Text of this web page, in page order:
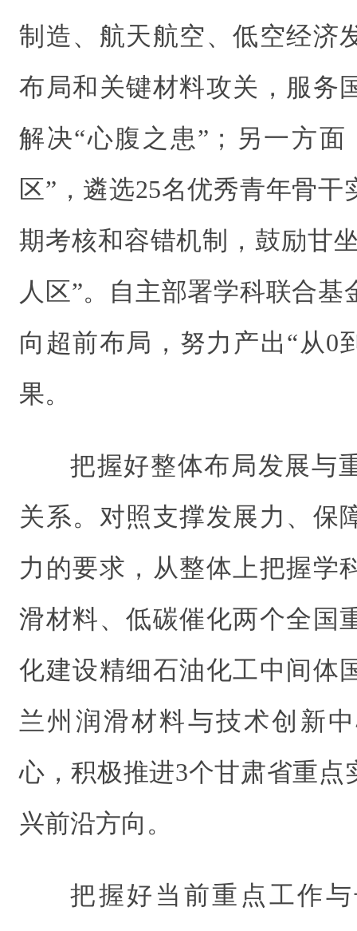
制造、航天航空、低空经济
布局和关键材料攻关，服务
解决“心腹之患”；另一方
区”，遴选25名优秀青年骨
期考核和容错机制，鼓励甘
人区”。自主部署学科联合
向超前布局，努力产出“从0
果。
把握好整体布局发展与
关系。对照支撑发展力、保
力的要求，从整体上把握学
滑材料、低碳催化两个全国
化建设精细石油化工中间体
兰州润滑材料与技术创新
心，积极推进3个甘肃省重点
兴前沿方向。
把握好当前重点工作